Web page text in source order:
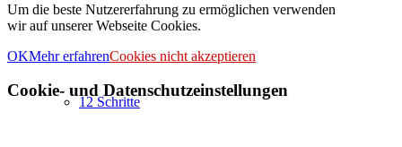
12 Schritte
Um die beste Nutzererfahrung zu ermöglichen verwenden
wir auf unserer Webseite Cookies.
OKMehr erfahrenCookies nicht akzeptieren
Cookie- und Datenschutzeinstellungen